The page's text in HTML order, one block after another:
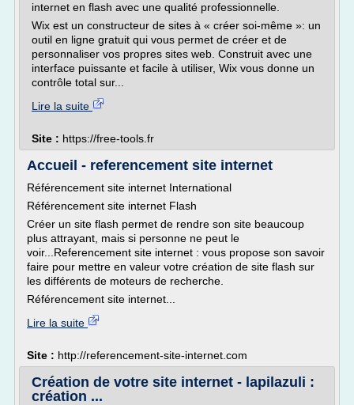
internet en flash avec une qualité professionnelle.
Wix est un constructeur de sites à « créer soi-même »: un
outil en ligne gratuit qui vous permet de créer et de
personnaliser vos propres sites web. Construit avec une
interface puissante et facile à utiliser, Wix vous donne un
contrôle total sur...
Lire la suite
Site : https://free-tools.fr
Accueil - referencement site internet
Référencement site internet International
Référencement site internet Flash
Créer un site flash permet de rendre son site beaucoup
plus attrayant, mais si personne ne peut le
voir...Referencement site internet : vous propose son savoir
faire pour mettre en valeur votre création de site flash sur
les différents de moteurs de recherche.
Référencement site internet...
Lire la suite
Site : http://referencement-site-internet.com
Création de votre site internet - lapilazuli :
création ...